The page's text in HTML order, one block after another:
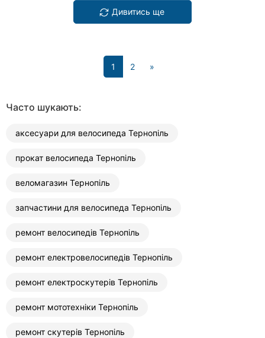
Дивитись ще
1 (current)
2 »
Часто шукають:
аксесуари для велосипеда Тернопіль
прокат велосипеда Тернопіль
веломагазин Тернопіль
запчастини для велосипеда Тернопіль
ремонт велосипедів Тернопіль
ремонт електровелосипедів Тернопіль
ремонт електроскутерів Тернопіль
ремонт мототехніки Тернопіль
ремонт скутерів Тернопіль